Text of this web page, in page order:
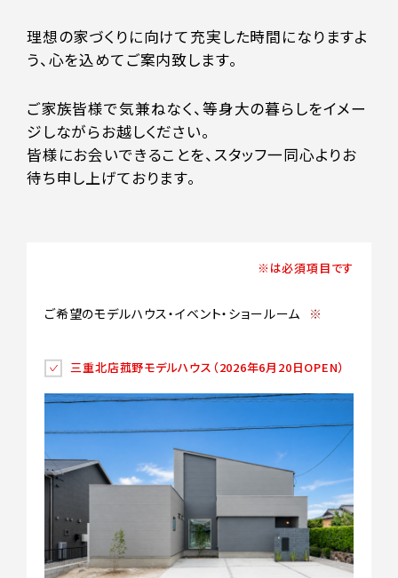
理想の家づくりに向けて充実した時間になりますよ
う、心を込めてご案内致します。
ご家族皆様で気兼ねなく、等身大の暮らしをイメー
ジしながらお越しください。
皆様にお会いできることを、スタッフ一同心よりお
待ち申し上げております。
※は必須項目です
ご希望のモデルハウス・イベント・ショールーム ※
三重北店菰野モデルハウス（2026年6月20日OPEN）